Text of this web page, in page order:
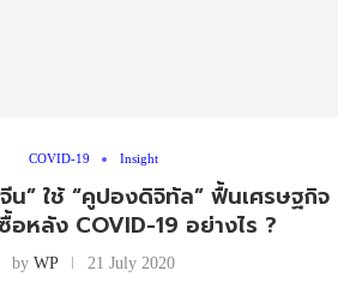
COVID-19 Insight
น” ใช้ “คูปองดิจิทัล” ฟื้นเศรษฐกิจ
อหลัง COVID-19 อย่างไร ?
by WP 21 July 2020